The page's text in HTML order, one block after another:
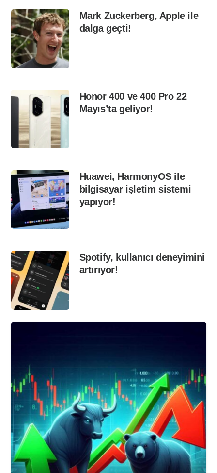
Mark Zuckerberg, Apple ile
dalga geçti!
Honor 400 ve 400 Pro 22
Mayıs’ta geliyor!
Huawei, HarmonyOS ile
bilgisayar işletim sistemi
yapıyor!
Spotify, kullanıcı deneyimini
artırıyor!